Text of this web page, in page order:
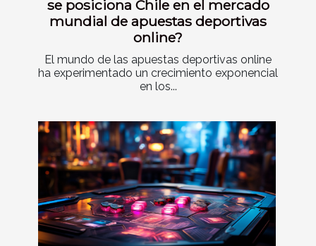
se posiciona Chile en el mercado
mundial de apuestas deportivas
online?
El mundo de las apuestas deportivas online
ha experimentado un crecimiento exponencial
en los...